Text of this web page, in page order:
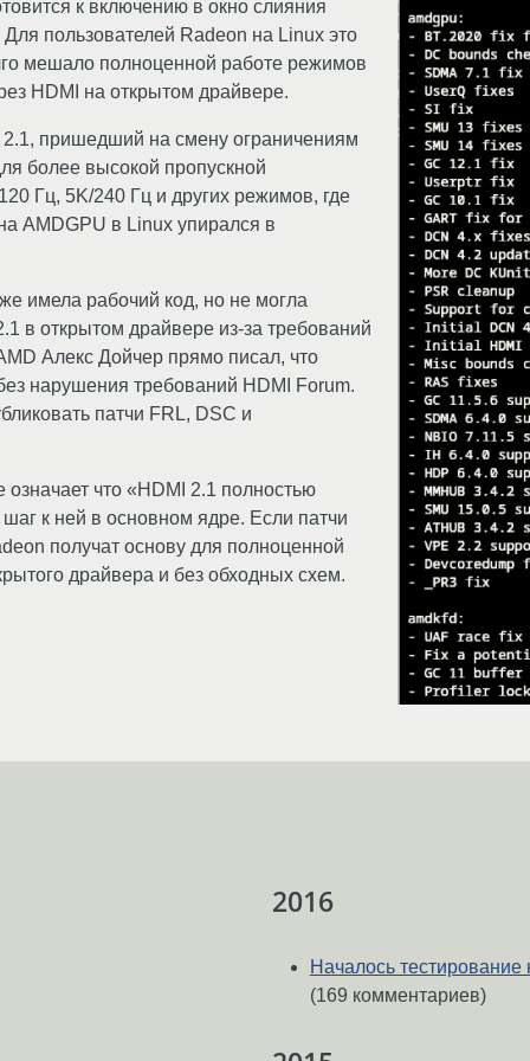
к включению в окно слияния
пользователей Radeon на Linux это
мешало полноценной работе режимов
HDMI на открытом драйвере.
пришедший на смену ограничениям
более высокой пропускной
Гц, 5K/240 Гц и других режимов, где
AMDGPU в Linux упирался в
имела рабочий код, но не могла
в открытом драйвере из-за требований
Алекс Дойчер прямо писал, что
нарушения требований HDMI Forum.
патчи FRL, DSC и
что «HDMI 2.1 полностью
к ней в основном ядре. Если патчи
получат основу для полноценной
драйвера и без обходных схем.
2016
Началось
(169 комментариев)